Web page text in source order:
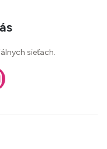
sieťach.